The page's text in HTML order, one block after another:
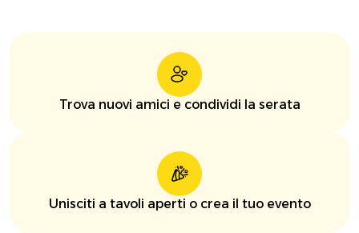
Trova nuovi amici e condividi la serata
Unisciti a tavoli aperti o crea il tuo evento